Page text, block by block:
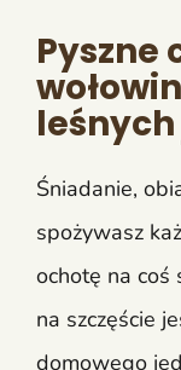
Pyszne
Śniadanie,
spożywasz
ochotę na coś
na szczęście
domowego